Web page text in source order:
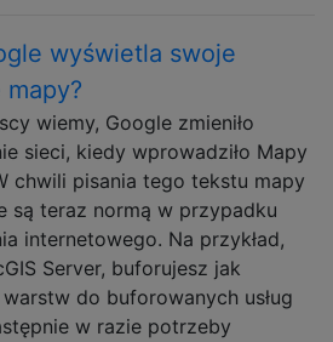
wyświetla swoje
wiemy, Google zmieniło
sieci, kiedy wprowadziło Mapy
chwili pisania tego tekstu mapy
są teraz normą w przypadku
internetowego. Na przykład,
Server, buforujesz jak
do buforowanych usług
w razie potrzeby